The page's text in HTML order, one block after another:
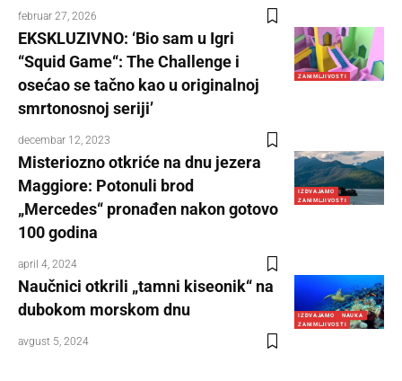
februar 27, 2026
ZANIMLJIVOSTI
EKSKLUZIVNO: ‘Bio sam u Igri
“Squid Game“: The Challenge i
osećao se tačno kao u originalnoj
smrtonosnoj seriji’
decembar 12, 2023
IZDVAJAMO
ZANIMLJIVOSTI
Misteriozno otkriće na dnu jezera
Maggiore: Potonuli brod
„Mercedes“ pronađen nakon gotovo
100 godina
april 4, 2024
IZDVAJAMO
NAUKA
ZANIMLJIVOSTI
Naučnici otkrili „tamni kiseonik“ na
dubokom morskom dnu
avgust 5, 2024